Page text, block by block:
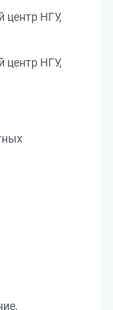
центр НГУ,
центр НГУ,